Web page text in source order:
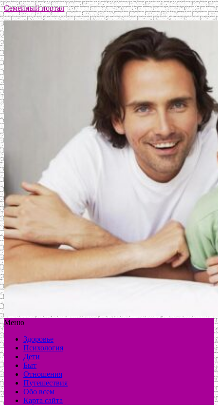
Семейный портал
Меню
Здоровье
Психология
Дети
Быт
Отношения
Путешествия
Обо всем
Карта сайта